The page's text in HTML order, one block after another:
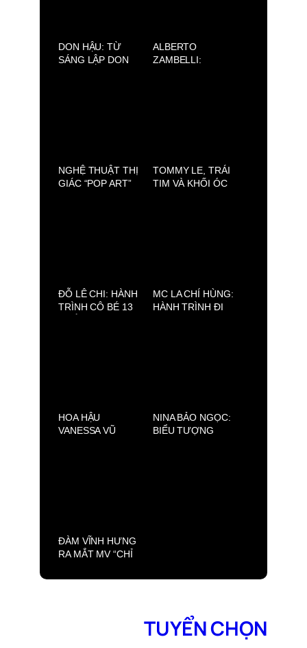
DON HẬU: TỪ
SÁNG LẬP DON
ALBERTO
ZAMBELLI:
NGHỆ THUẬT THỊ
GIÁC “POP ART”
TOMMY LE, TRÁI
TIM VÀ KHỐI ÓC
ĐỖ LÊ CHI: HÀNH
TRÌNH CÔ BÉ 13
MC LA CHÍ HÙNG:
HÀNH TRÌNH ĐI
HOA HẬU
VANESSA VŨ
NINA BẢO NGỌC:
BIỂU TƯỢNG
ĐÀM VĨNH HƯNG
RA MẮT MV “CHỈ
KHÓC”. CÂU
TUYỂN CHỌN